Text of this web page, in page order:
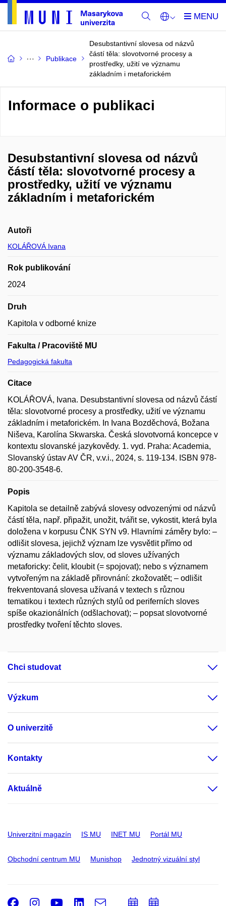
Publikace
Desubstantivní slovesa od názvů
částí těla: slovotvorné procesy a
prostředky, užití ve významu
základním i metaforickém
Informace o publikaci
Desubstantivní slovesa od názvů
částí těla: slovotvorné procesy a
prostředky, užití ve významu
základním i metaforickém
Autoři
KOLÁŘOVÁ Ivana
Rok publikování
2024
Druh
Kapitola v odborné knize
Fakulta / Pracoviště MU
Pedagogická fakulta
Citace
KOLÁŘOVÁ, Ivana. Desubstantivní slovesa od názvů částí
těla: slovotvorné procesy a prostředky, užití ve významu
základním i metaforickém. In Ivana Bozděchová, Božana
Niševa, Karolína Skwarska. Česká slovotvorná koncepce v
kontextu slovanské jazykovědy. 1. vyd. Praha: Academia,
Slovanský ústav AV ČR, v.v.i., 2024, s. 119-134. ISBN 978-
80-200-3548-6.
Popis
Kapitola se detailně zabývá slovesy odvozenými od názvů
částí těla, např. připažit, unožit, tvářit se, vykostit, která byla
doložena v korpusu ČNK SYN v9. Hlavními záměry bylo: –
odlišit slovesa, jejichž význam lze vysvětlit přímo od
významu základových slov, od sloves užívaných
metaforicky: čelit, kloubit (= spojovat); nebo s významem
vytvořeným na základě přirovnání: zkožovatět; – odlišit
frekventovaná slovesa užívaná v textech s různou
tematikou i textech různých stylů od periferních sloves
spíše okazionálních (odšlachovat); – popsat slovotvorné
prostředky tvoření těchto sloves.
Chci studovat
Výzkum
O univerzitě
Kontakty
Aktuálně
Univerzitní magazín IS MU INET MU Portál MU
Obchodní centrum MU Munishop Jednotný vizuální styl
Facebook
Instagram
Youtube
LinkedIn
e- PřidatPřidat